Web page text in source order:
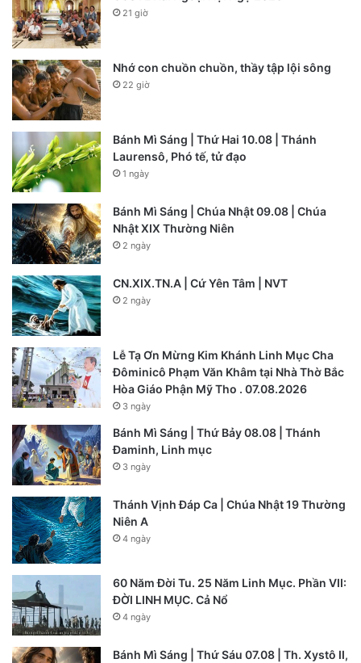
21 giờ
Nhớ con chuồn chuồn, thầy tập lội sông
22 giờ
Bánh Mì Sáng | Thứ Hai 10.08 | Thánh
Laurensô, Phó tế, tử đạo
1 ngày
Bánh Mì Sáng | Chúa Nhật 09.08 | Chúa
Nhật XIX Thường Niên
2 ngày
CN.XIX.TN.A | Cứ Yên Tâm | NVT
2 ngày
Lễ Tạ Ơn Mừng Kim Khánh Linh Mục Cha
Đôminicô Phạm Văn Khâm tại Nhà Thờ Bắc
Hòa Giáo Phận Mỹ Tho . 07.08.2026
3 ngày
Bánh Mì Sáng | Thứ Bảy 08.08 | Thánh
Đaminh, Linh mục
3 ngày
Thánh Vịnh Đáp Ca | Chúa Nhật 19 Thường
Niên A
4 ngày
60 Năm Đời Tu. 25 Năm Linh Mục. Phần VII:
ĐỜI LINH MỤC. Cả Nổ
4 ngày
Bánh Mì Sáng | Thứ Sáu 07.08 | Th. Xystô II,